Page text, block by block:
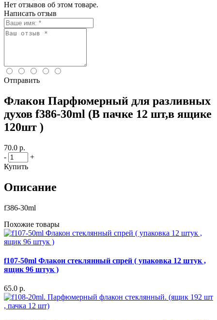
Нет отзывов об этом товаре.
Написать отзыв
Отправить
Флакон Парфюмерный для разливных
духов f386-30ml (В пачке 12 шт,в ящике
120шт )
70.0 р.
-
+
Купить
Описание
f386-30ml
Похожие товары
f107-50ml Флакон стеклянный спрей ( упаковка 12 штук ,
ящик 96 штук )
65.0 р.